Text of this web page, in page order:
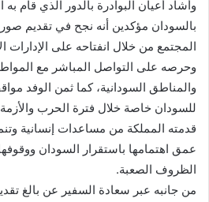
وأشاد أعيان البوادرة بالدور الذي قام
بالسودان مؤكدين أنه نجح في تقديم
المجتمع من خلال انفتاحه على الإدارات
وحرصه على التواصل المباشر مع
والمناطق السودانية، كما ثمن الوفد
للسودان خاصة خلال فترة الحرب والأزمة
قدمته المملكة من مساعدات إنسانية
عمق اهتمامها باستقرار السودان
الظروف الصعبة.
من جانبه عبر سعادة السفير عن بالغ